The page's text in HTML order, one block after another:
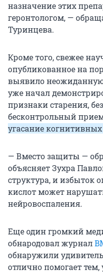
назначение этих
геронтологом, —
Туринцева.
Кроме того, свежее
опубликованное на
выявило неожиданную
уже начал
признаки старения,
бесконтрольный
угасание
— Вместо защиты —
объясняет Зухра
структура, и избыток
кислот может
нейровоспаления.
Еще один громкий
обнародовал журнал
обнаружили
отлично помогает тем,